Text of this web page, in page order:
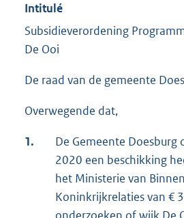
Intitulé
Subsidieverordening
De Ooi
De raad van de gemeente
Overwegende dat,
1.
De Gemeente Doesburg
2020 een beschikking
het Ministerie van
Koninkrijkrelaties van €